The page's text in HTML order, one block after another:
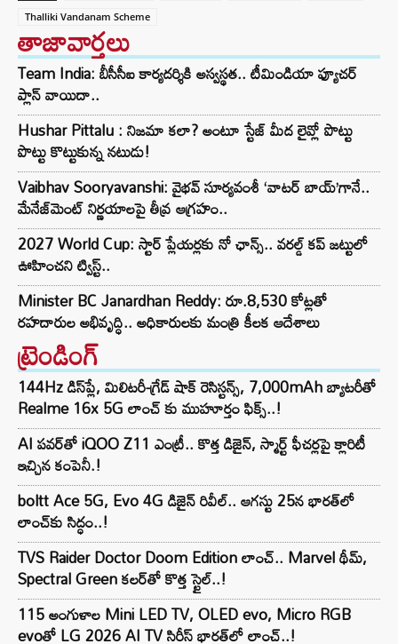
Thalliki Vandanam Scheme
తాజావార్తలు
Team India: బీసీసీఐ కార్యదర్శికి అస్వస్థత.. టీమిండియా ఫ్యూచర్
ప్లాన్ వాయిదా..
Hushar Pittalu : నిజమా కలా? అంటూ స్టేజ్ మీద లైవ్లో పొట్టు
పొట్టు కొట్టుకున్న నటుడు!
Vaibhav Sooryavanshi: వైభవ్ సూర్యవంశీ ‘వాటర్ బాయ్’గానే..
మేనేజ్‌మెంట్ నిర్ణయాలపై తీవ్ర ఆగ్రహం..
2027 World Cup: స్టార్ ప్లేయర్లకు నో ఛాన్స్.. వరల్డ్ కప్ జట్టులో
ఊహించని ట్విస్ట్..
Minister BC Janardhan Reddy: రూ.8,530 కోట్లతో
రహదారుల అభివృద్ధి.. అధికారులకు మంత్రి కీలక ఆదేశాలు
ట్రెండింగ్‌
144Hz డిస్‌ప్లే, మిలిటరీ-గ్రేడ్ షాక్ రెసిస్టన్స్, 7,000mAh బ్యాటరీతో
Realme 16x 5G లాంచ్ కు ముహూర్తం ఫిక్స్..!
AI పవర్‌తో iQOO Z11 ఎంట్రీ.. కొత్త డిజైన్, స్మార్ట్ ఫీచర్లపై క్లారిటీ
ఇచ్చిన కంపెనీ.!
boltt Ace 5G, Evo 4G డిజైన్ రివీల్.. ఆగస్టు 25న భారత్‌లో
లాంచ్‌కు సిద్ధం..!
TVS Raider Doctor Doom Edition లాంచ్.. Marvel థీమ్,
Spectral Green కలర్‌తో కొత్త స్టైల్..!
115 అంగుళాల Mini LED TV, OLED evo, Micro RGB
evoతో LG 2026 AI TV సిరీస్ భారత్‌లో లాంచ్..!